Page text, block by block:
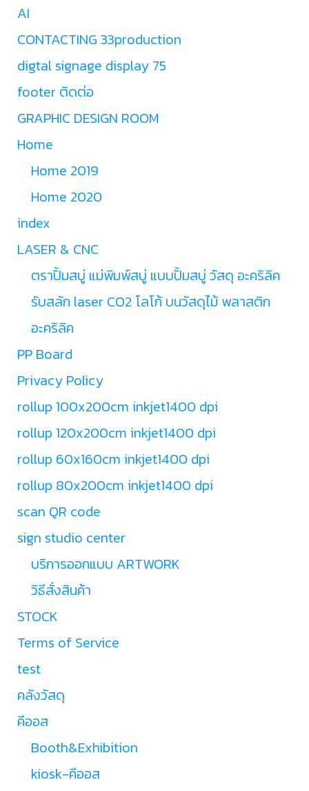
AI
CONTACTING 33production
digtal signage display 75
footer ติดต่อ
GRAPHIC DESIGN ROOM
Home
Home 2019
Home 2020
index
LASER & CNC
ตราปั้มสบู่ แม่พิมพ์สบู่ แบบปั้มสบู่ วัสดุ อะคริลิค
รับสลัก laser CO2 โลโก้ บนวัสดุไม้ พลาสติก
อะคริลิค
PP Board
Privacy Policy
rollup 100x200cm inkjet1400 dpi
rollup 120x200cm inkjet1400 dpi
rollup 60x160cm inkjet1400 dpi
rollup 80x200cm inkjet1400 dpi
scan QR code
sign studio center
บริการออกแบบ ARTWORK
วิธีสั่งสินค้า
STOCK
Terms of Service
test
คลังวัสดุ
คีออส
Booth&Exhibition
kiosk-คีออส